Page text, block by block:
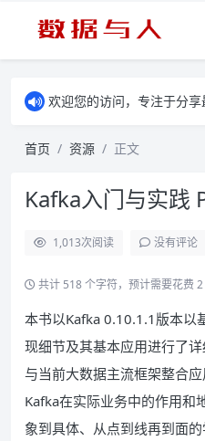
欢迎您的访问，专注于分享
首页 资源 正文
Kafka入门与实践
1,013次阅读 没有评论
共计 518 个字符，预计需要花费 2
本书以Kafka 0.10.1.1版本以
现细节及其基本应用进行了
与当前大数据主流框架整合
Kafka在实际业务中的作用和
象到具体、从点到线再到面